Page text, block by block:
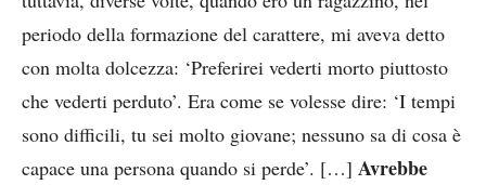
periodo della formazione del carattere, mi aveva detto
con molta dolcezza: ‘Preferirei vederti morto piuttosto
che vederti perduto’. Era come se volesse dire: ‘I tempi
sono difficili, tu sei molto giovane; nessuno sa di cosa è
capace una persona quando si perde’. […] Avrebbe